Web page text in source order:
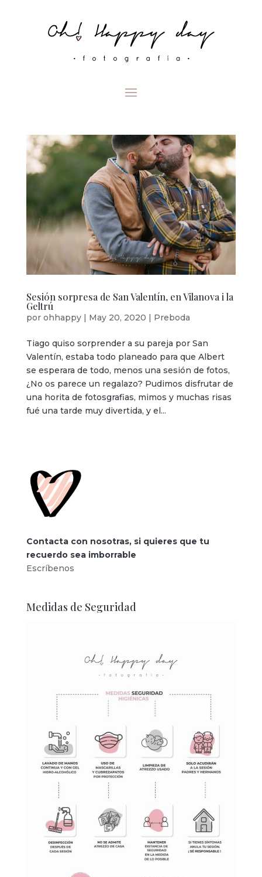
Sesión sorpresa de San Valentín, en Vilanova i la
Geltrú
por ohhappy| May 20, 2020 | Preboda
Tiago quiso sorprender a su pareja por San
Valentín, estaba todo planeado para que Albert
se esperara de todo, menos una sesión de fotos,
¿No os parece un regalazo? Pudimos disfrutar de
una horita de fotosgrafias, mimos y muchas risas
fué una tarde muy divertida, y el...
Contacta con nosotras, si quieres que tu
recuerdo sea imborrable
Escríbenos
Medidas de Seguridad